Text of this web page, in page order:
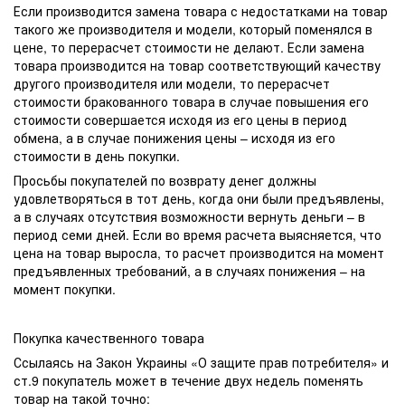
Если производится замена товара с недостатками на товар
такого же производителя и модели, который поменялся в
цене, то перерасчет стоимости не делают. Если замена
товара производится на товар соответствующий качеству
другого производителя или модели, то перерасчет
стоимости бракованного товара в случае повышения его
стоимости совершается исходя из его цены в период
обмена, а в случае понижения цены – исходя из его
стоимости в день покупки.
Просьбы покупателей по возврату денег должны
удовлетворяться в тот день, когда они были предъявлены,
а в случаях отсутствия возможности вернуть деньги – в
период семи дней. Если во время расчета выясняется, что
цена на товар выросла, то расчет производится на момент
предъявленных требований, а в случаях понижения – на
момент покупки.
Покупка качественного товара
Ссылаясь на Закон Украины «О защите прав потребителя» и
ст.9 покупатель может в течение двух недель поменять
товар на такой точно: